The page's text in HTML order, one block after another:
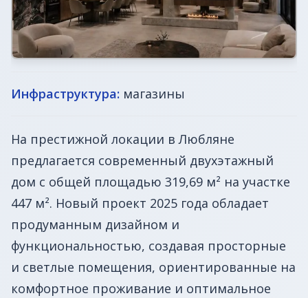
Инфраструктура: магазины
На престижной локации в Любляне
предлагается современный двухэтажный
дом с общей площадью 319,69 м² на участке
447 м². Новый проект 2025 года обладает
продуманным дизайном и
функциональностью, создавая просторные
и светлые помещения, ориентированные на
комфортное проживание и оптимальное